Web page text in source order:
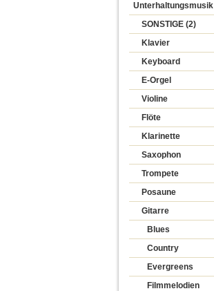
Unterhaltungsmusik
SONSTIGE (2)
Klavier
Keyboard
E-Orgel
Violine
Flöte
Klarinette
Saxophon
Trompete
Posaune
Gitarre
Blues
Country
Evergreens
Filmmelodien